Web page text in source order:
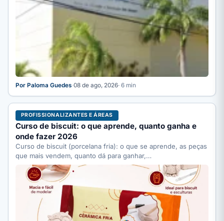
Por Paloma Guedes·08 de ago, 2026· 6 min
PROFISSIONALIZANTES E ÁREAS
Curso de biscuit: o que aprende, quanto ganha e
onde fazer 2026
Curso de biscuit (porcelana fria): o que se aprende, as peças
que mais vendem, quanto dá para ganhar,…